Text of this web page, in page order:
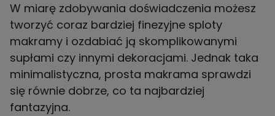
W miarę zdobywania doświadczenia możesz
tworzyć coraz bardziej finezyjne sploty
makramy i ozdabiać ją skomplikowanymi
supłami czy innymi dekoracjami. Jednak taka
minimalistyczna, prosta makrama sprawdzi
się równie dobrze, co ta najbardziej
fantazyjna.